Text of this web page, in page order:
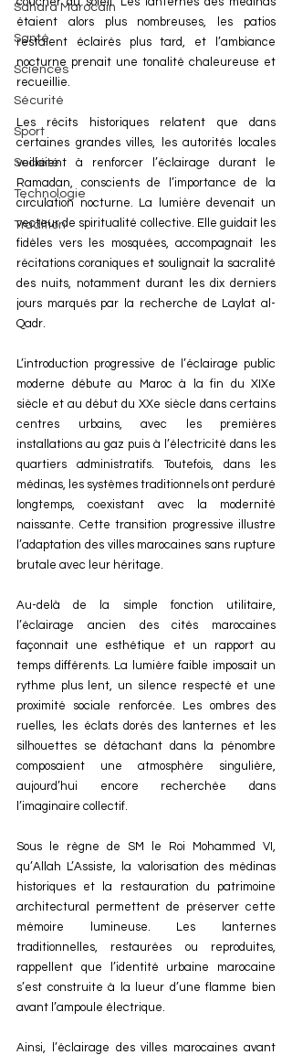
Sahara Marocain
Santé
Sciences
Sécurité
Sport
Société
Technologie
Tradition
étaient alors plus nombreuses, les patios
restaient éclairés plus tard, et l’ambiance
nocturne prenait une tonalité chaleureuse et
recueillie.
Les récits historiques relatent que dans
certaines grandes villes, les autorités locales
veillaient à renforcer l’éclairage durant le
Ramadan, conscients de l’importance de la
circulation nocturne. La lumière devenait un
vecteur de spiritualité collective. Elle guidait les
fidèles vers les mosquées, accompagnait les
récitations coraniques et soulignait la sacralité
des nuits, notamment durant les dix derniers
jours marqués par la recherche de Laylat al-
Qadr.
L’introduction progressive de l’éclairage public
moderne débute au Maroc à la fin du XIXe
siècle et au début du XXe siècle dans certains
centres urbains, avec les premières
installations au gaz puis à l’électricité dans les
quartiers administratifs. Toutefois, dans les
médinas, les systèmes traditionnels ont perduré
longtemps, coexistant avec la modernité
naissante. Cette transition progressive illustre
l’adaptation des villes marocaines sans rupture
brutale avec leur héritage.
Au-delà de la simple fonction utilitaire,
l’éclairage ancien des cités marocaines
façonnait une esthétique et un rapport au
temps différents. La lumière faible imposait un
rythme plus lent, un silence respecté et une
proximité sociale renforcée. Les ombres des
ruelles, les éclats dorés des lanternes et les
silhouettes se détachant dans la pénombre
composaient une atmosphère singulière,
aujourd’hui encore recherchée dans
l’imaginaire collectif.
Sous le règne de SM le Roi Mohammed VI,
qu’Allah L’Assiste, la valorisation des médinas
historiques et la restauration du patrimoine
architectural permettent de préserver cette
mémoire lumineuse. Les lanternes
traditionnelles, restaurées ou reproduites,
rappellent que l’identité urbaine marocaine
s’est construite à la lueur d’une flamme bien
avant l’ampoule électrique.
Ainsi, l’éclairage des villes marocaines avant